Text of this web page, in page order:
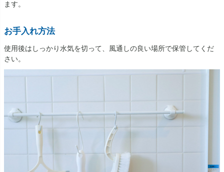
ます。
お手入れ方法
使用後はしっかり水気を切って、風通しの良い場所で保管してくだ
さい。